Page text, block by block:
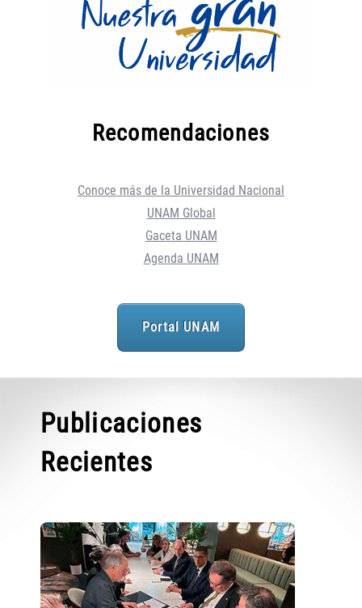
Recomendaciones
Conoce más de la Universidad Nacional
UNAM Global
Gaceta UNAM
Agenda UNAM
Portal UNAM
Publicaciones
Recientes